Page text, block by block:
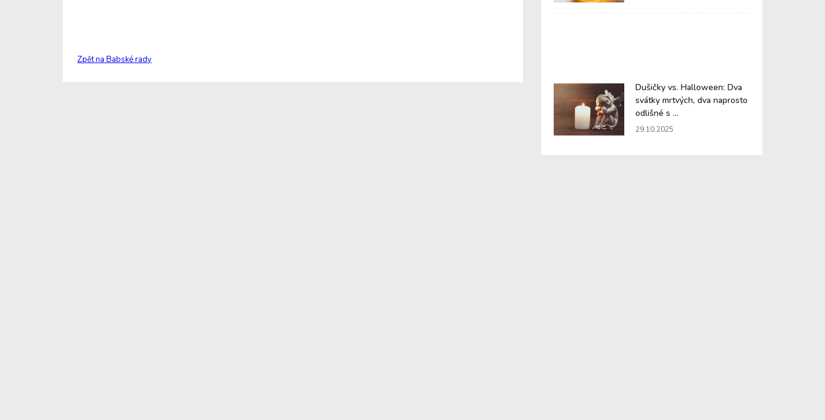
Zpět na Babské rady
Dušičky vs. Halloween: Dva
svátky mrtvých, dva naprosto
odlišné s ...
29.10.2025